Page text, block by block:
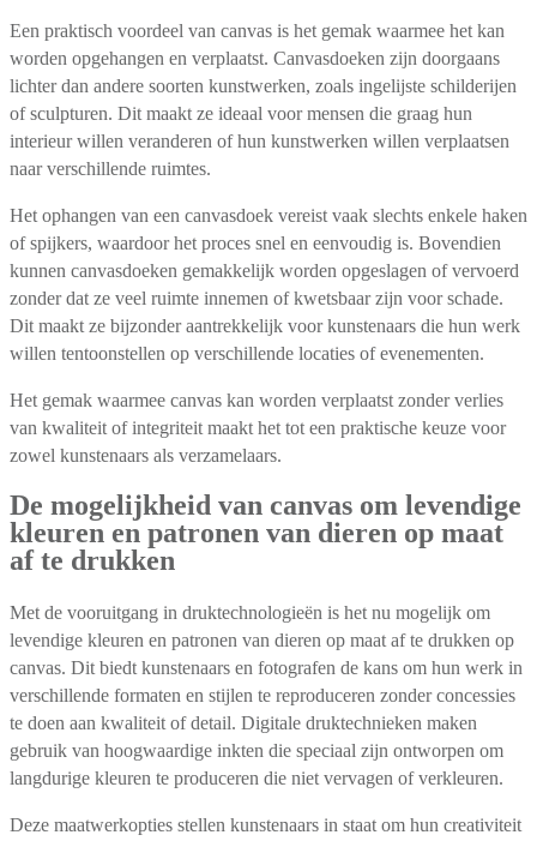
Een praktisch voordeel van canvas is het gemak waarmee het kan
worden opgehangen en verplaatst. Canvasdoeken zijn doorgaans
lichter dan andere soorten kunstwerken, zoals ingelijste schilderijen
of sculpturen. Dit maakt ze ideaal voor mensen die graag hun
interieur willen veranderen of hun kunstwerken willen verplaatsen
naar verschillende ruimtes.
Het ophangen van een canvasdoek vereist vaak slechts enkele haken
of spijkers, waardoor het proces snel en eenvoudig is. Bovendien
kunnen canvasdoeken gemakkelijk worden opgeslagen of vervoerd
zonder dat ze veel ruimte innemen of kwetsbaar zijn voor schade.
Dit maakt ze bijzonder aantrekkelijk voor kunstenaars die hun werk
willen tentoonstellen op verschillende locaties of evenementen.
Het gemak waarmee canvas kan worden verplaatst zonder verlies
van kwaliteit of integriteit maakt het tot een praktische keuze voor
zowel kunstenaars als verzamelaars.
De mogelijkheid van canvas om levendige
kleuren en patronen van dieren op maat
af te drukken
Met de vooruitgang in druktechnologieën is het nu mogelijk om
levendige kleuren en patronen van dieren op maat af te drukken op
canvas. Dit biedt kunstenaars en fotografen de kans om hun werk in
verschillende formaten en stijlen te reproduceren zonder concessies
te doen aan kwaliteit of detail. Digitale druktechnieken maken
gebruik van hoogwaardige inkten die speciaal zijn ontworpen om
langdurige kleuren te produceren die niet vervagen of verkleuren.
Deze maatwerkopties stellen kunstenaars in staat om hun creativiteit